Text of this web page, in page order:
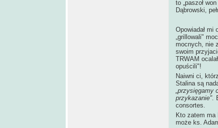
to „paszoł
Dąbrowski,
Opowiadał
„grillowali"
mocnych, nie
swoim
TRWAM
opuścili"!
Naiwni ci,
Stalina są
„przysięgamy
przykazanie".
consortes.
Kto zatem ma
może ks.